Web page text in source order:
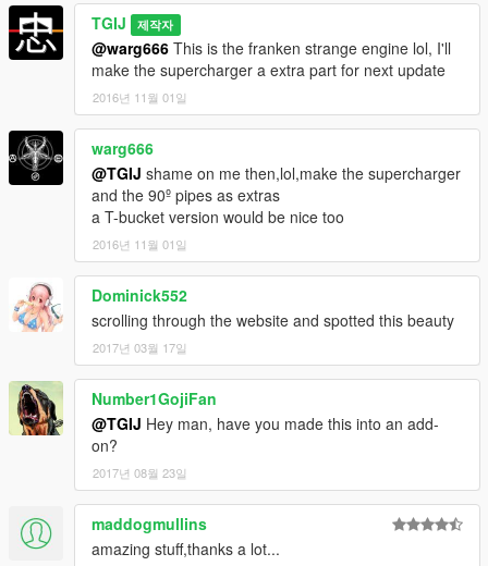
TGIJ 제작자
@warg666 This is the franken strange engine lol, I'll
make the supercharger a extra part for next update
2016년 11월 01일
warg666
@TGIJ shame on me then,lol,make the supercharger
and the 90º pipes as extras
a T-bucket version would be nice too
2016년 11월 01일
Dominick552
scrolling through the website and spotted this beauty
2017년 03월 17일
Number1GojiFan
@TGIJ Hey man, have you made this into an add-
on?
2017년 08월 23일
maddogmullins
amazing stuff,thanks a lot...